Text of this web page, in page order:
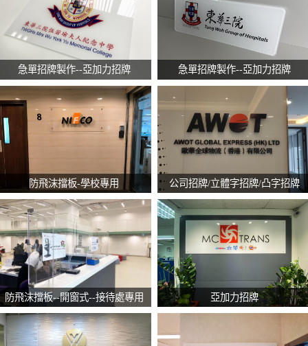
急單招牌製作--亞加力招牌 急單招牌製作--亞加力招牌
防飛沫擋板-學校專用 公司招牌/立體字招牌/凸字招牌
防飛沫擋板--開窗式--接待處專用 亞加力招牌